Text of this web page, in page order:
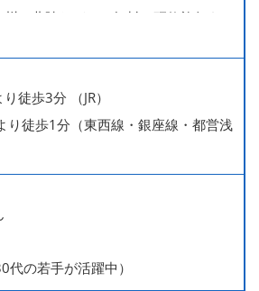
州、北陸などへの無料の研修旅行あり
ない食 あり
徒歩3分 （JR）
り徒歩1分（東西線・銀座線・都営浅
代の若手が活躍中）